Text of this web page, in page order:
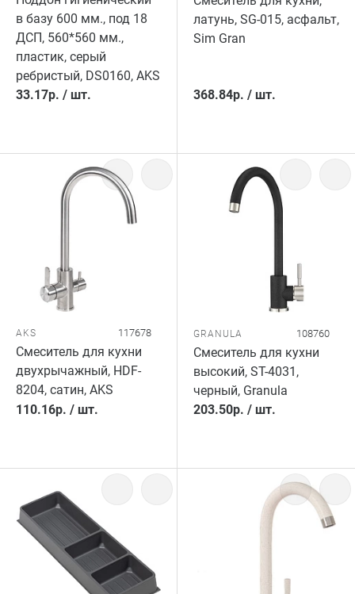
в базу 600 мм., под 18
ДСП, 560*560 мм.,
пластик, серый
ребристый, DS0160, AKS
33.17р. / шт.
латунь, SG-015, асфальт,
Sim Gran
368.84р. / шт.
AKS 117678
Смеситель для кухни
двухрычажный, HDF-
8204, сатин, AKS
110.16р. / шт.
GRANULA 108760
Смеситель для кухни
высокий, ST-4031,
черный, Granula
203.50р. / шт.